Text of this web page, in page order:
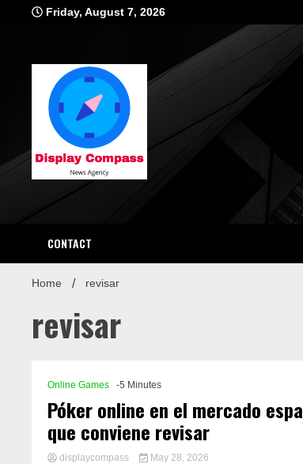
Friday, August 7, 2026
CONTACT
Home revisar
revisar
Online Games -5 Minutes
Póker online en el mercado
que conviene revisar
displaycompass May 28, 2026